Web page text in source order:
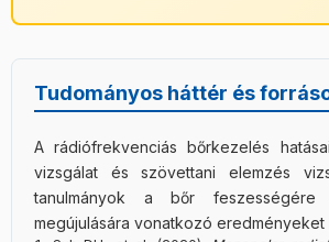
Tudományos háttér és
A rádiófrekvenciás bőrkezelés
vizsgálat és szövettani elemzés
tanulmányok a bőr
megújulására vonatkozó eredményeket